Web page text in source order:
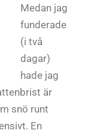
Medan jag
funderade
(i två
dagar)
hade jag
är
snö runt
En